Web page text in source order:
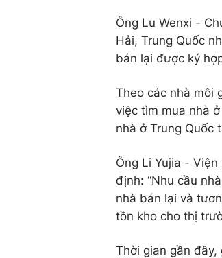
Ông Lu Wenxi -
Hải, Trung Quốc
bán lại được ký
Theo các nhà môi
việc tìm mua nhà
nhà ở Trung Quốc
Ông Li Yujia -
định: “Nhu cầu
nhà bán lại và
tồn kho cho thị
Thời gian gần